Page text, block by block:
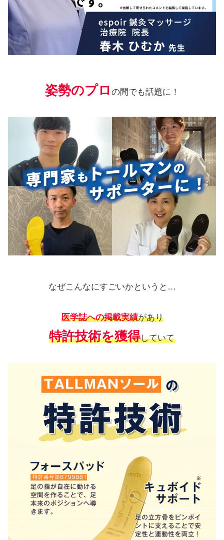
姿勢のプロ の間でも話題に！
なぜこんなにすごいかというと…
医学誌への掲載実績があり
特許技術を獲得していて